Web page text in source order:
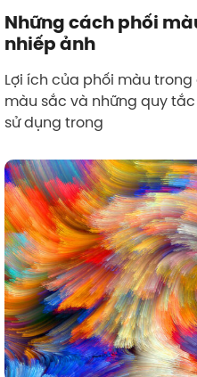
Những cách phối
nhiếp ảnh
Lợi ích của phối màu
màu sắc và những quy
sử dụng trong